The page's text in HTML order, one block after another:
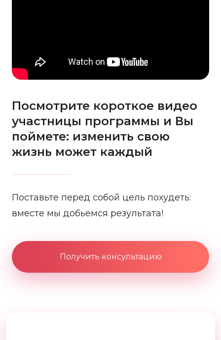
Посмотрите короткое видео
участницы программы и Вы
поймете: изменить свою
жизнь может каждый
Поставьте перед собой цель похудеть:
вместе мы добьемся результата!
Получить консультацию